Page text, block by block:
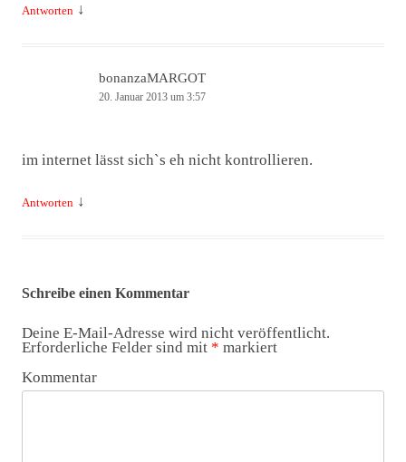
Antworten ↓
bonanzaMARGOT
20. Januar 2013 um 3:57
im internet lässt sich`s eh nicht kontrollieren.
Antworten ↓
Schreibe einen Kommentar
Deine E-Mail-Adresse wird nicht veröffentlicht.
Erforderliche Felder sind mit * markiert
Kommentar